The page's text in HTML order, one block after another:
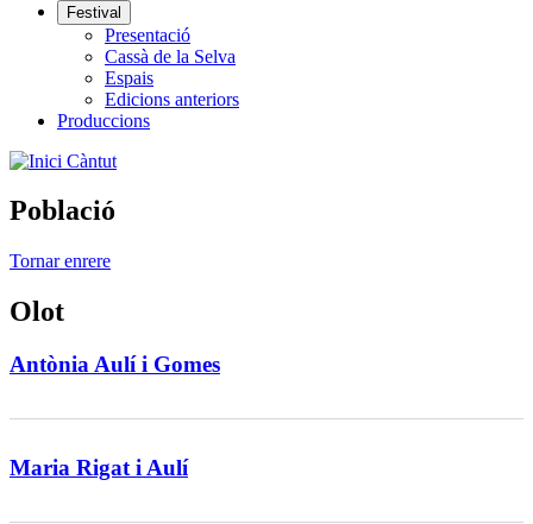
Festival
Presentació
Cassà de la Selva
Espais
Edicions anteriors
Produccions
Càntut
Població
Tornar enrere
Olot
Antònia Aulí i Gomes
Maria Rigat i Aulí